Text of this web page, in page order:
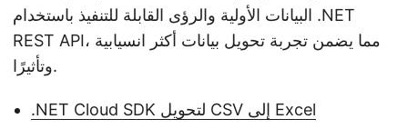
البيانات الأولية والرؤى القابلة للتنفيذ باستخدام .NET
REST API، مما يضمن تجربة تحويل بيانات أكثر انسيابية
وتأثيرًا.
.NET Cloud SDK لتحويل CSV إلى Excel